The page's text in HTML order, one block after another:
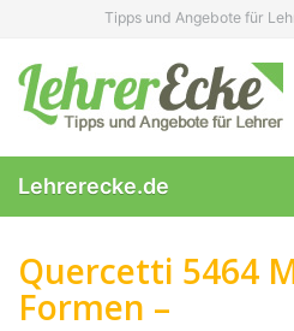
content
Tipps und Angebote für
Lehrerecke.de
Quercetti 5464
Formen –